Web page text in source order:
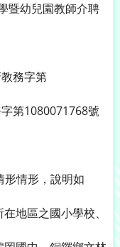
暨幼兒園教師介聘
務字第
第1080071768號
形情形，說明如
地區之國小學校、